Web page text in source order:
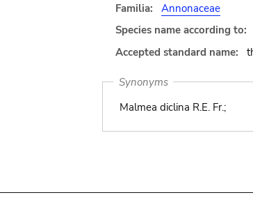
Familia:
Annonaceae
Species name according to:
Accepted standard name:
Synonyms
Malmea diclina R.E. Fr.;